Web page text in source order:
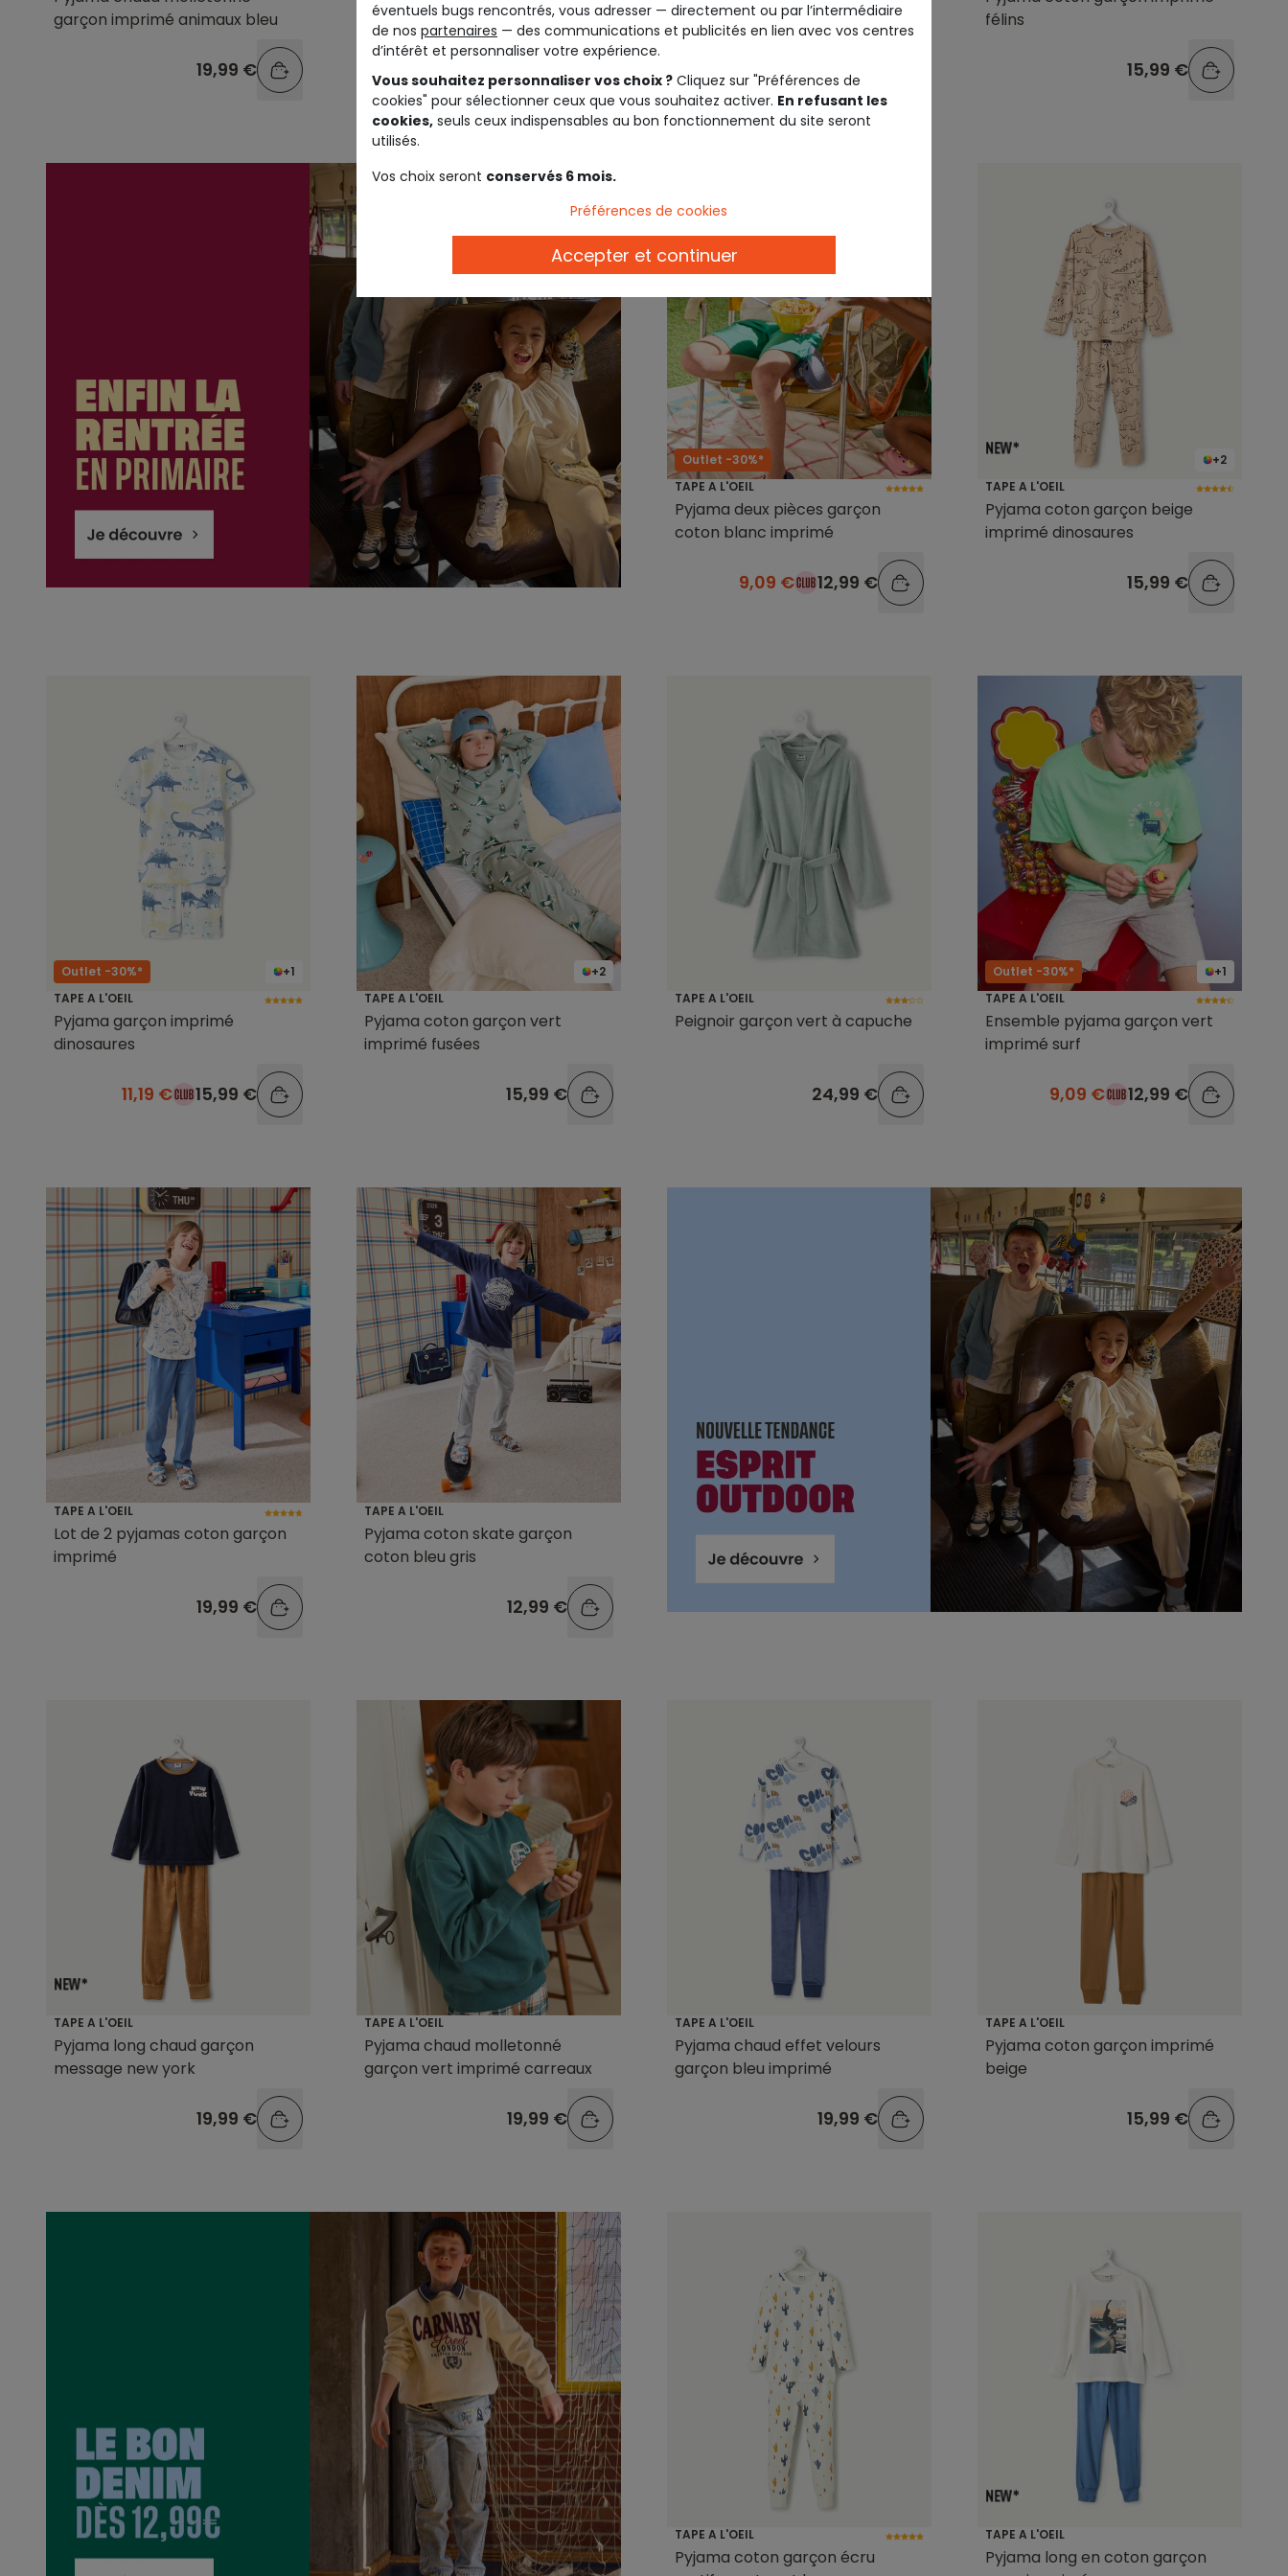
garçon imprimé animaux bleu
19,99 €
imprimé
11,19 € 15,99 €
imprimé skateboard
19,99 €
félins
15,99 €
Outlet -30%*
TAPE A L'OEIL
Pyjama deux pièces garçon
coton blanc imprimé
9,09 € 12,99 €
+2
TAPE A L'OEIL
Pyjama coton garçon beige
imprimé dinosaures
15,99 €
+1
Outlet -30%*
TAPE A L'OEIL
Pyjama garçon imprimé
dinosaures
11,19 € 15,99 €
+2
TAPE A L'OEIL
Pyjama coton garçon vert
imprimé fusées
15,99 €
TAPE A L'OEIL
Peignoir garçon vert à capuche
24,99 €
+1
Outlet -30%*
TAPE A L'OEIL
Ensemble pyjama garçon vert
imprimé surf
9,09 € 12,99 €
TAPE A L'OEIL
Lot de 2 pyjamas coton garçon
imprimé
19,99 €
TAPE A L'OEIL
Pyjama coton skate garçon
coton bleu gris
12,99 €
TAPE A L'OEIL
Pyjama long chaud garçon
message new york
19,99 €
TAPE A L'OEIL
Pyjama chaud molletonné
garçon vert imprimé carreaux
19,99 €
TAPE A L'OEIL
Pyjama chaud effet velours
garçon bleu imprimé
19,99 €
TAPE A L'OEIL
Pyjama coton garçon imprimé
beige
15,99 €
TAPE A L'OEIL
Pyjama coton garçon écru
TAPE A L'OEIL
Pyjama long en coton garçon
éventuels bugs rencontrés, vous adresser — directement ou par l’intermédiaire
de nos partenaires — des communications et publicités en lien avec vos centres
d’intérêt et personnaliser votre expérience.
Vous souhaitez personnaliser vos choix ? Cliquez sur "Préférences de
cookies" pour sélectionner ceux que vous souhaitez activer. En refusant les
cookies, seuls ceux indispensables au bon fonctionnement du site seront
utilisés.
Vos choix seront conservés 6 mois.
Préférences de cookies
Accepter et continuer